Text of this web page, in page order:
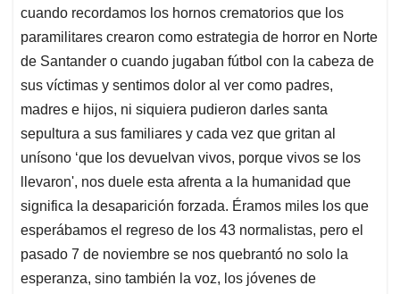
cuando recordamos los hornos crematorios que los
paramilitares crearon como estrategia de horror en Norte
de Santander o cuando jugaban fútbol con la cabeza de
sus víctimas y sentimos dolor al ver como padres,
madres e hijos, ni siquiera pudieron darles santa
sepultura a sus familiares y cada vez que gritan al
unísono ‘que los devuelvan vivos, porque vivos se los
llevaron', nos duele esta afrenta a la humanidad que
significa la desaparición forzada. Éramos miles los que
esperábamos el regreso de los 43 normalistas, pero el
pasado 7 de noviembre se nos quebrantó no solo la
esperanza, sino también la voz, los jóvenes de